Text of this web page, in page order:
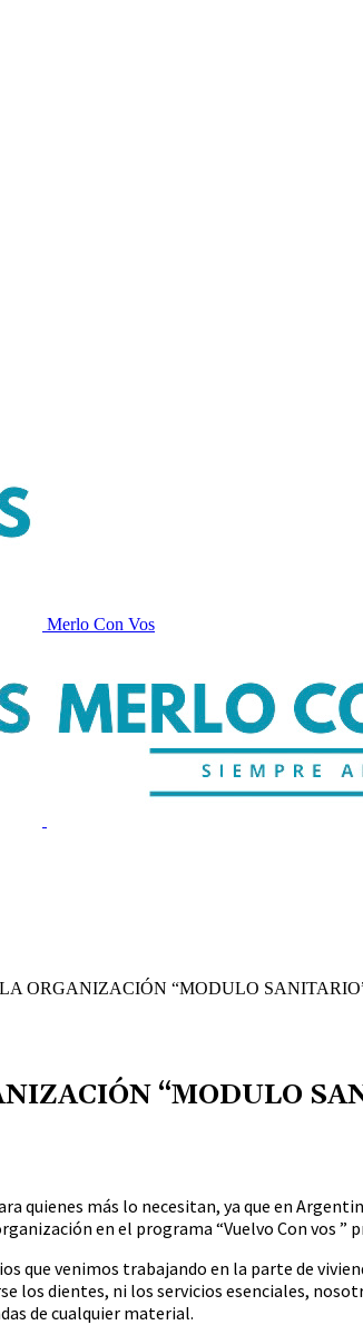
Merlo Con Vos
ORGANIZACIÓN “MODULO
“MODULO
quienes más lo necesitan, ya que en
en el programa “Vuelvo Con vos ”
que venimos trabajando en la parte de
los dientes, ni los servicios esenciales,
de cualquier material.